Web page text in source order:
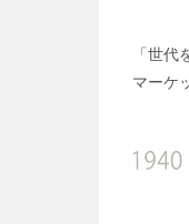
「世
マーケ